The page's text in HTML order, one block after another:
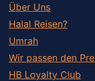
Über Uns
Halal Reisen?
Umrah
Wir passen den
HB Loyalty Club